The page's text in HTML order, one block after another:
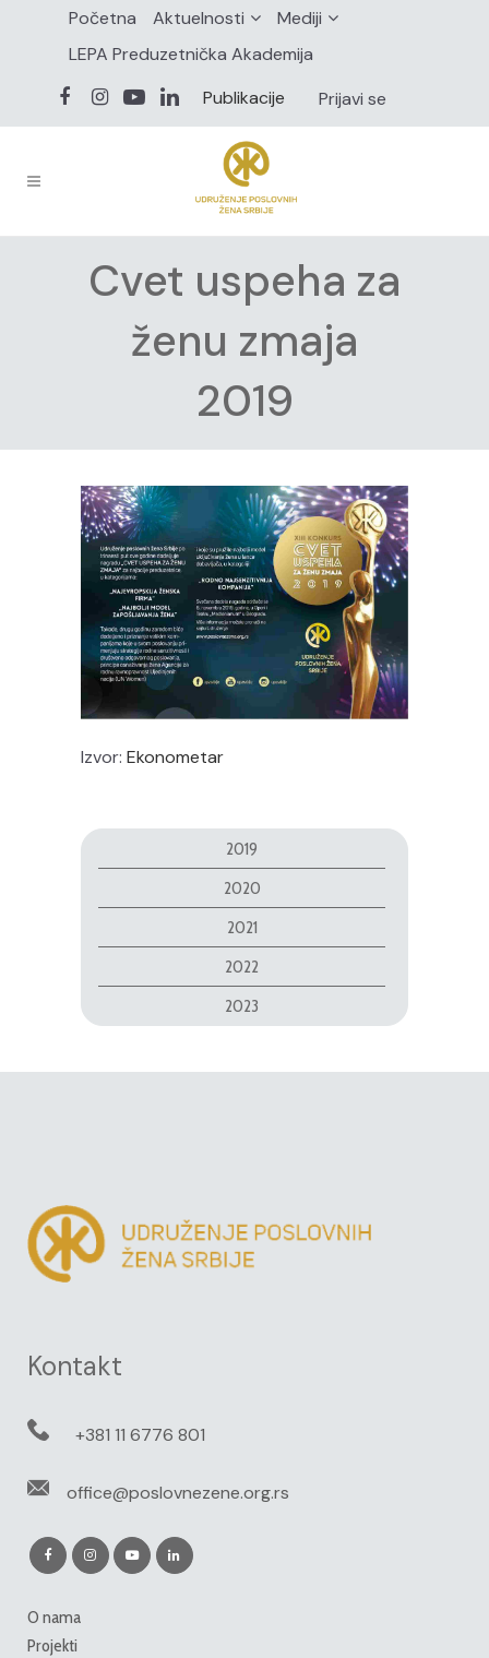
Početna Aktuelnosti
Mediji
LEPA Preduzetnička Akademija
Publikacije
Prijavi se
Cvet uspeha za
ženu zmaja
2019
Izvor: Ekonometar
2019
2020
2021
2022
2023
Kontakt
+381 11 6776 801
office@poslovnezene.org.rs
O nama
Projekti